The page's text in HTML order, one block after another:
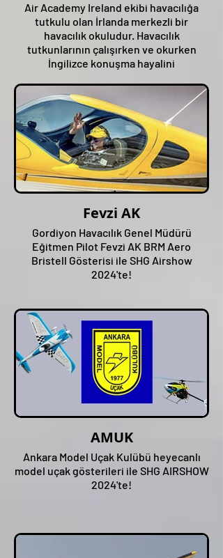
Air Academy Ireland ekibi havacılığa
tutkulu olan İrlanda merkezli bir
havacılık okuludur. Havacılık
tutkunlarının çalışırken ve okurken
İngilizce konuşma hayalini
Fevzi AK
Gordiyon Havacılık Genel Müdürü
Eğitmen Pilot Fevzi AK BRM Aero
Bristell Gösterisi ile SHG Airshow
2024'te!
AMUK
Ankara Model Uçak Kulübü heyecanlı
model uçak gösterileri ile SHG AIRSHOW
2024'te!